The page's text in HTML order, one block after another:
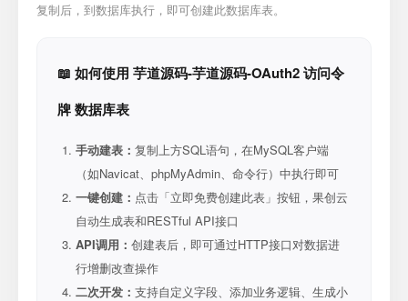
复制后，到数据库执行，即可创建此数据库表。
📖 如何使用 芋道源码-芋道源码-OAuth2 访问令
牌 数据库表
手动建表： 复制上方SQL语句，在MySQL客户端
（如Navicat、phpMyAdmin、命令行）中执行即可
一键创建： 点击「立即免费创建此表」按钮，果创云
自动生成表和RESTful API接口
API调用： 创建表后，即可通过HTTP接口对数据进
行增删改查操作
二次开发： 支持自定义字段、添加业务逻辑、生成小